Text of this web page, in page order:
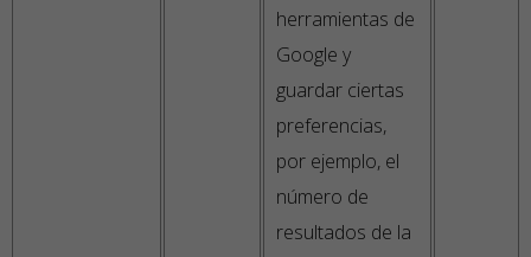
herramientas de
Google y
guardar ciertas
preferencias,
por ejemplo, el
número de
resultados de la